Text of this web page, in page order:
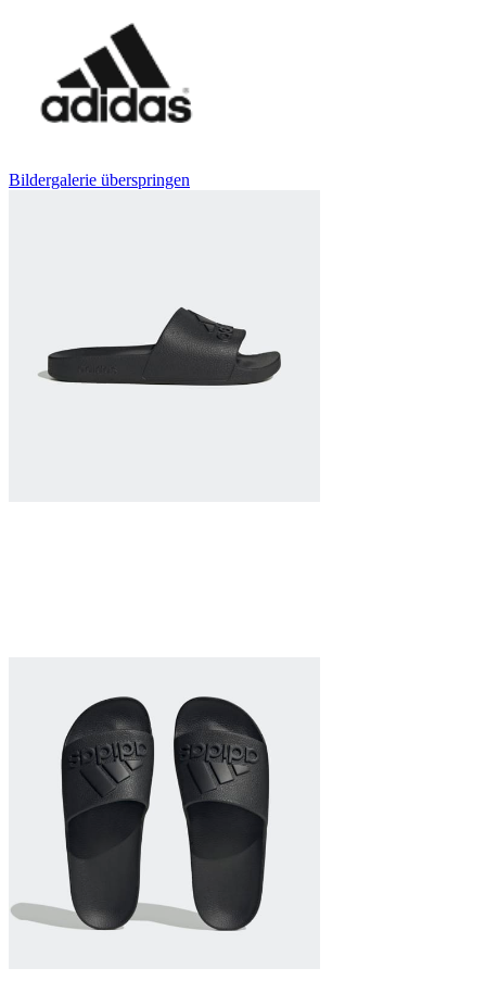
Bildergalerie überspringen